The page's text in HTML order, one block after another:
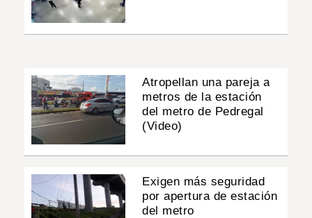
Atropellan una pareja a
metros de la estación
del metro de Pedregal
(Video)
Exigen más seguridad
por apertura de estación
del metro